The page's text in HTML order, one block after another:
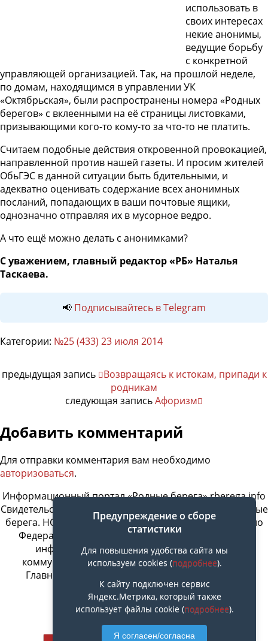
использовать в
своих интересах
некие анонимы,
ведущие борьбу
с конкретной
управляющей организацией. Так, на прошлой неделе,
по домам, находящимся в управлении УК
«Октябрьская», были распространены номера «Родных
берегов» с вклеенными на её страницы листовками,
призывающими кого-то кому-то за что-то не платить.
Считаем подобные действия откровенной провокацией,
направленной против нашей газеты. И просим жителей
ОбьГЭС в данной ситуации быть бдительными, и
адекватно оценивать содержание всех анонимных
посланий, попадающих в ваши почтовые ящики,
однозначно отправляя их в мусорное ведро.
А что ещё можно делать с анонимками?
С уважением, главный редактор «РБ» Наталья
Таскаева.
📢 Подписывайтесь в Telegram
Категории: №25 (433) 23 июля 2014
предыдущая запись
Возвращаясь к истокам, припади к
родникам
следующая записьАфоризм
Добавить комментарий
Для отправки комментария вам необходимо
авторизоваться.
Информационный портал «Родные берега» rberega.info
Свидетельство о регистрации сетевого издания «Родные
берега. НСК»: Эл № ФС77-74717 от 11.01.2019 г., выдано
Федеральной службой по надзору в сфере связи,
информационных технологий и массовых
коммуникаций. Учредитель ООО «СовИнформ».
Главный редактор Байжанов Ерлан Омарович
Предупреждение о сборе
статистики
Для повышения удобства сайта мы
используем cookies (подробнее).
К сайту подключен сервис
Яндекс.Метрика, который также
использует файлы cookie (подробнее).
Я согласен/согласна
Наверх